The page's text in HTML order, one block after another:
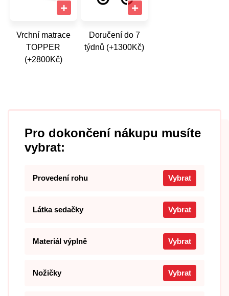
Vrchní matrace
TOPPER
(+2800Kč)
Doručení do 7
týdnů (+1300Kč)
Pro dokončení nákupu musíte
vybrat:
Provedení rohu Vybrat
Látka sedačky Vybrat
Materiál výplně Vybrat
Nožičky Vybrat